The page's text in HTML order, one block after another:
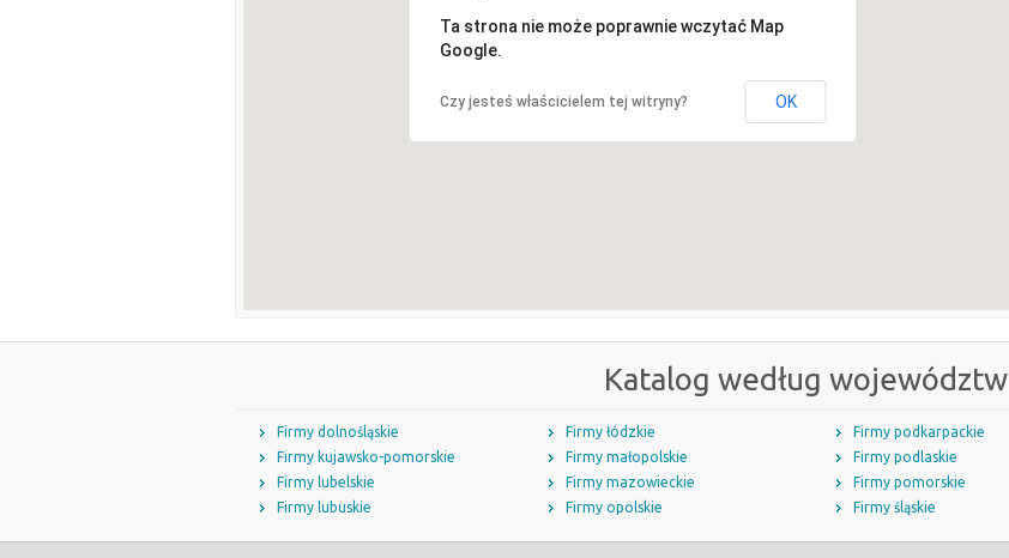
Ta strona nie może poprawnie wczytać Map
Google.
Czy jesteś właścicielem tej witryny? OK
Katalog według województw
Firmy dolnośląskie
Firmy kujawsko-pomorskie
Firmy lubelskie
Firmy lubuskie
Firmy łódzkie
Firmy małopolskie
Firmy mazowieckie
Firmy opolskie
Firmy podkarpackie
Firmy podlaskie
Firmy pomorskie
Firmy śląskie